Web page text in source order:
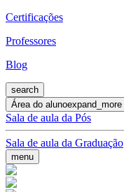
Certificações
Professores
Blog
search
Área do alunoexpand_more
Sala de aula da Pós
Sala de aula da Graduação
menu